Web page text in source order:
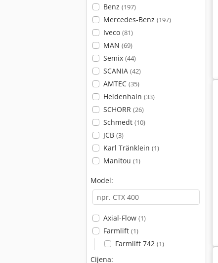
Benz (197)
Mercedes-Benz (197)
Iveco (81)
MAN (69)
Semix (44)
SCANIA (42)
AMTEC (35)
Heidenhain (33)
SCHORR (26)
Schmedt (10)
JCB (3)
Karl Tränklein (1)
Manitou (1)
Model:
Axial-Flow (1)
Farmlift (1)
Farmlift 742 (1)
Cijena: